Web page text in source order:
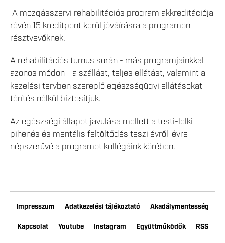
A mozgásszervi rehabilitációs program akkreditációja
révén 15 kreditpont kerül jóváírásra a programon
résztvevőknek.
A rehabilitációs turnus során - más programjainkkal
azonos módon - a szállást, teljes ellátást, valamint a
kezelési tervben szereplő egészségügyi ellátásokat
térítés nélkül biztosítjuk.
Az egészségi állapot javulása mellett a testi-lelki
pihenés és mentális feltöltődés teszi évről-évre
népszerűvé a programot kollégáink körében.
Impresszum Adatkezelési tájékoztató Akadálymentesség
Kapcsolat Youtube Instagram Együttműködők RSS